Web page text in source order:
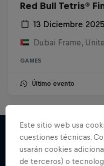
Red Bull Tetris®
13 Diciembre 2025
Dubai Frame,
GAMES
Último evento
Más
Este sitio web usa
cuestiones técnicas.
usarán cookies
de terceros) o